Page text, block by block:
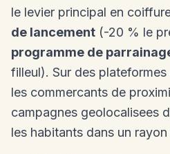
le levier principal en
de lancement (-20 % le
programme de
filleul). Sur des plateformes
les commercants de
campagnes geolocalisees
les habitants dans un